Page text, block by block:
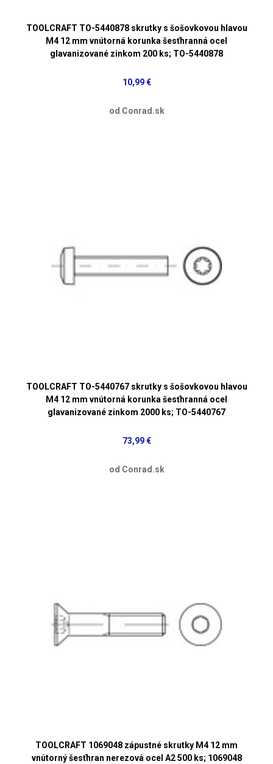
TOOLCRAFT TO-5440878 skrutky s šošovkovou hlavou
M4 12 mm vnútorná korunka šesťhranná ocel
glavanizované zinkom 200 ks; TO-5440878
10,99 €
od Conrad.sk
TOOLCRAFT TO-5440767 skrutky s šošovkovou hlavou
M4 12 mm vnútorná korunka šesťhranná ocel
glavanizované zinkom 2000 ks; TO-5440767
73,99 €
od Conrad.sk
TOOLCRAFT 1069048 zápustné skrutky M4 12 mm
vnútorný šesťhran nerezová ocel A2 500 ks; 1069048